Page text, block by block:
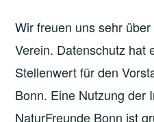
Wir freuen uns sehr
Verein. Datenschutz hat
Stellenwert für den
Bonn. Eine Nutzung der
NaturFreunde Bonn ist